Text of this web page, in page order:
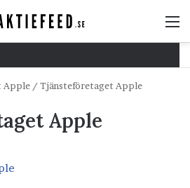
Apple / Tjänsteföretaget Apple
Apple